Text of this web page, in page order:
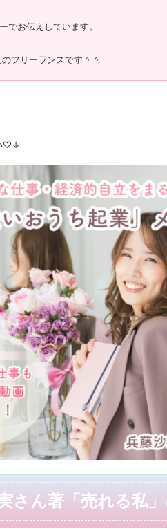
でお伝えしています。
フリーランスです＾＾
♡↓
さん著「売れる私